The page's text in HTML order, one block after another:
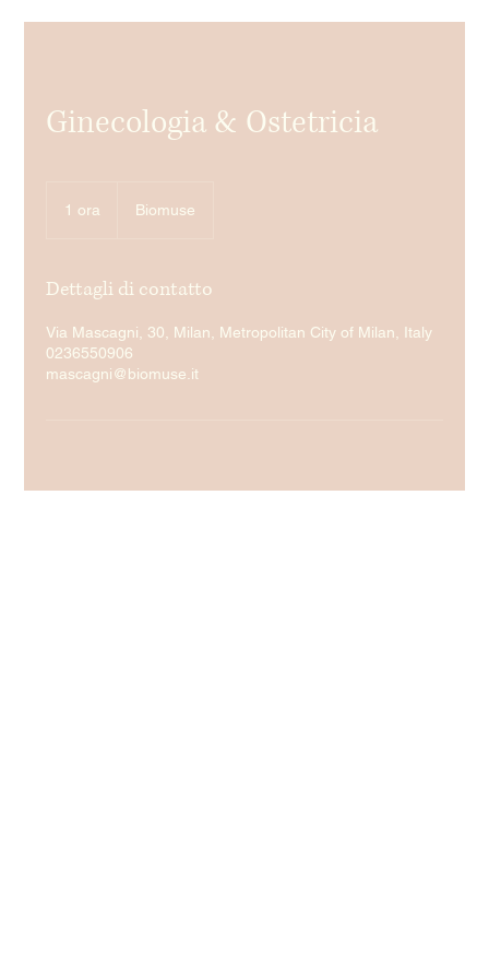
Ginecologia & Ostetricia
1 ora Biomuse
Dettagli di contatto
Via Mascagni, 30, Milan, Metropolitan City of Milan, Italy
0236550906
mascagni@biomuse.it